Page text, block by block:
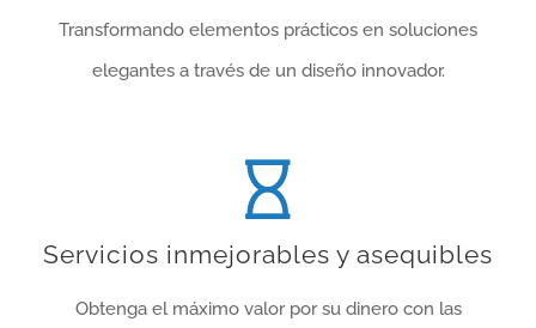
Transformando elementos prácticos en soluciones
elegantes a través de un diseño innovador.
Servicios inmejorables y asequibles
Obtenga el máximo valor por su dinero con las